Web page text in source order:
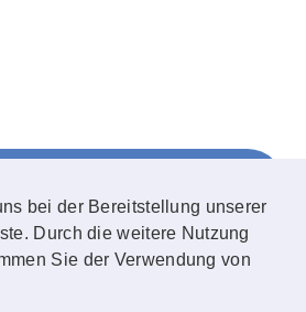
bei der Bereitstellung unserer
Durch die weitere Nutzung
Sie der Verwendung von